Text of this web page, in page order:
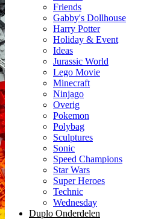
Friends
Gabby's Dollhouse
Harry Potter
Holiday & Event
Ideas
Jurassic World
Lego Movie
Minecraft
Ninjago
Overig
Pokemon
Polybag
Sculptures
Sonic
Speed Champions
Star Wars
Super Heroes
Technic
Wednesday
Duplo Onderdelen